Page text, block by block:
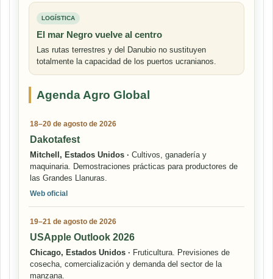
LOGÍSTICA
El mar Negro vuelve al centro
Las rutas terrestres y del Danubio no sustituyen
totalmente la capacidad de los puertos ucranianos.
Agenda Agro Global
18–20 de agosto de 2026
Dakotafest
Mitchell, Estados Unidos · Cultivos, ganadería y
maquinaria. Demostraciones prácticas para productores de
las Grandes Llanuras.
Web oficial
19–21 de agosto de 2026
USApple Outlook 2026
Chicago, Estados Unidos · Fruticultura. Previsiones de
cosecha, comercialización y demanda del sector de la
manzana.